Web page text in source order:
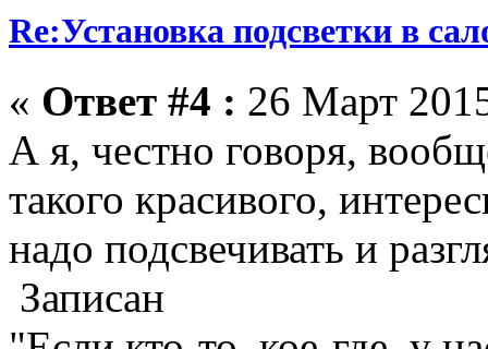
Re:Установка подсветки в
« Ответ #4 : 26 Март
А я, честно говоря,
такого красивого,
надо подсвечивать и
Записан